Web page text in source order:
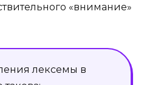
«внимание»
лексемы в